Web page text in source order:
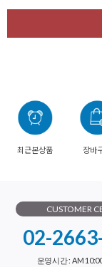
최근본상품 장바
CUSTOMER
02-
운영시간 : AM